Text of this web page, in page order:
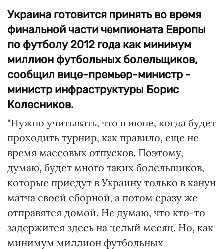
Украина готовится принять во время
финальной части чемпионата Европы
по футболу 2012 года как минимум
миллион футбольных болельщиков,
сообщил вице-премьер-министр -
министр инфраструктуры Борис
Колесников.
"Нужно учитывать, что в июне, когда будет
проходить турнир, как правило, еще не
время массовых отпусков. Поэтому,
думаю, будет много таких болельщиков,
которые приедут в Украину только в канун
матча своей сборной, а потом сразу же
отправятся домой. Не думаю, что кто-то
задержится здесь на целый месяц. Но, как
минимум миллион футбольных